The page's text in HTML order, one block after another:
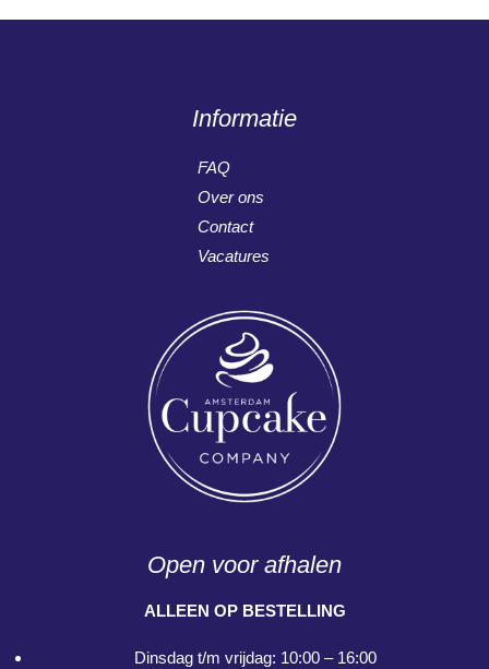
Informatie
FAQ
Over ons
Contact
Vacatures
Open voor afhalen
ALLEEN OP BESTELLING
Dinsdag t/m vrijdag: 10:00 – 16:00